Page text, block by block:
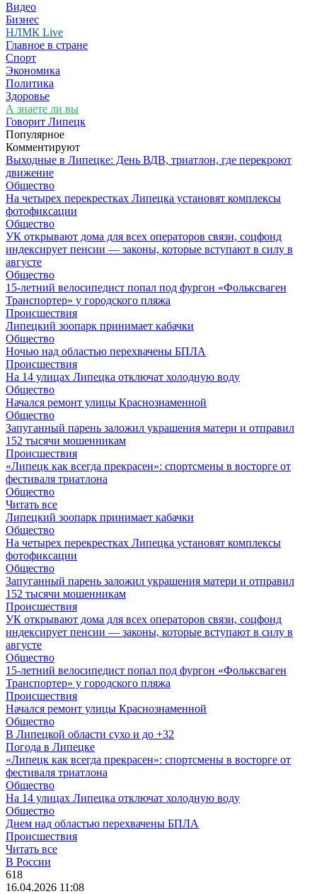
Видео
Бизнес
НЛМК Live
Главное в стране
Спорт
Экономика
Политика
Здоровье
А знаете ли вы
Говорит Липецк
Популярное
Комментируют
Выходные в Липецке: День ВДВ, триатлон, где перекроют
движение
Общество
На четырех перекрестках Липецка установят комплексы
фотофиксации
Общество
УК открывают дома для всех операторов связи, соцфонд
индексирует пенсии — законы, которые вступают в силу в
августе
Общество
15-летний велосипедист попал под фургон «Фольксваген
Транспортер» у городского пляжа
Происшествия
Липецкий зоопарк принимает кабачки
Общество
Ночью над областью перехвачены БПЛА
Происшествия
На 14 улицах Липецка отключат холодную воду
Общество
Начался ремонт улицы Краснознаменной
Общество
Запуганный парень заложил украшения матери и отправил
152 тысячи мошенникам
Происшествия
«Липецк как всегда прекрасен»: спортсмены в восторге от
фестиваля триатлона
Общество
Читать все
Липецкий зоопарк принимает кабачки
Общество
На четырех перекрестках Липецка установят комплексы
фотофиксации
Общество
Запуганный парень заложил украшения матери и отправил
152 тысячи мошенникам
Происшествия
УК открывают дома для всех операторов связи, соцфонд
индексирует пенсии — законы, которые вступают в силу в
августе
Общество
15-летний велосипедист попал под фургон «Фольксваген
Транспортер» у городского пляжа
Происшествия
Начался ремонт улицы Краснознаменной
Общество
В Липецкой области сухо и до +32
Погода в Липецке
«Липецк как всегда прекрасен»: спортсмены в восторге от
фестиваля триатлона
Общество
На 14 улицах Липецка отключат холодную воду
Общество
Днем над областью перехвачены БПЛА
Происшествия
Читать все
В России
618
16.04.2026 11:08